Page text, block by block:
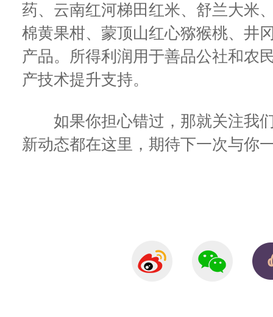
药、云南红河梯田红米、舒兰大米
棉黄果柑、蒙顶山红心猕猴桃、井
产品。所得利润用于善品公社和农
产技术提升支持。
如果你担心错过，那就关注我们
新动态都在这里，期待下一次与你